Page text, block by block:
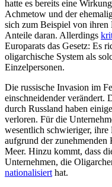
hatte es bereits eine
Achmetow und der
sich zum Beispiel von
Anteile daran. Aller­dings
Europarats das Gesetz: Es
oligarchische System als
Einzelpersonen.
Die russische Invasion im
einschneidender ver­ändert.
durch Russland haben
verloren. Für die
wesentlich schwieriger,
aufgrund der zu­nehmenden
Meer. Hinzu kommt, dass
Unter­nehmen, die
nationalisierthat.